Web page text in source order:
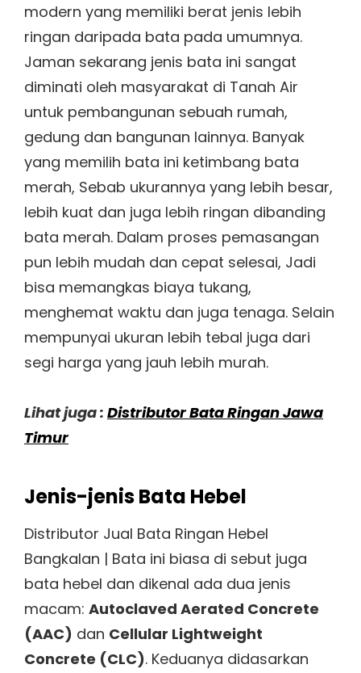
modern yang memiliki berat jenis lebih
ringan daripada bata pada umumnya.
Jaman sekarang jenis bata ini sangat
diminati oleh masyarakat di Tanah Air
untuk pembangunan sebuah rumah,
gedung dan bangunan lainnya. Banyak
yang memilih bata ini ketimbang bata
merah, Sebab ukurannya yang lebih besar,
lebih kuat dan juga lebih ringan dibanding
bata merah. Dalam proses pemasangan
pun lebih mudah dan cepat selesai, Jadi
bisa memangkas biaya tukang,
menghemat waktu dan juga tenaga. Selain
mempunyai ukuran lebih tebal juga dari
segi harga yang jauh lebih murah.
Lihat juga : Distributor Bata Ringan Jawa
Timur
Jenis-jenis Bata Hebel
Distributor Jual Bata Ringan Hebel
Bangkalan | Bata ini biasa di sebut juga
bata hebel dan dikenal ada dua jenis
macam: Autoclaved Aerated Concrete
(AAC) dan Cellular Lightweight
Concrete (CLC). Keduanya didasarkan